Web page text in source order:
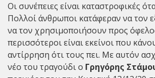
Οι συνέπειες είναι καταστροφικές
Πολλοί άνθρωποι κατάφεραν να τον
να τον χρησιμοποιήσουν προς
περισσότεροι είναι εκείνοι που
αντίρρηση ότι τους πει. Με αυτόν
νέο του τραγούδι ο Γρηγόρης